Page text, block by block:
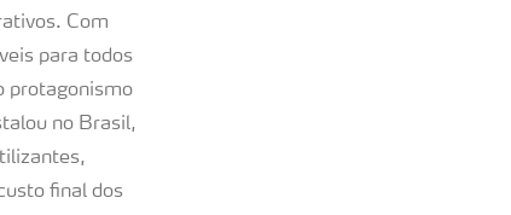
Com
para todos
protagonismo
no Brasil,
final dos